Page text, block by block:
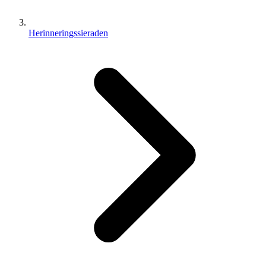
Herinneringssieraden